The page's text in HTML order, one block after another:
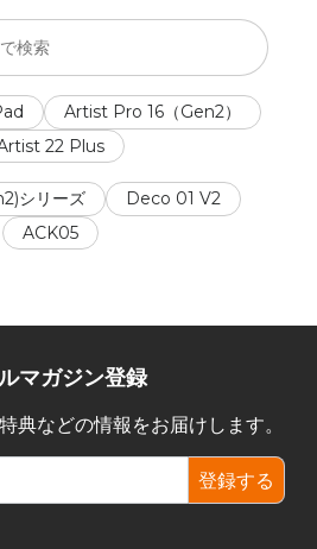
Artist Pro 16（Gen2）
22 Plus
シリーズ
Deco 01 V2
ACK05
マガジン登録
典などの情報をお届けします。
登録する